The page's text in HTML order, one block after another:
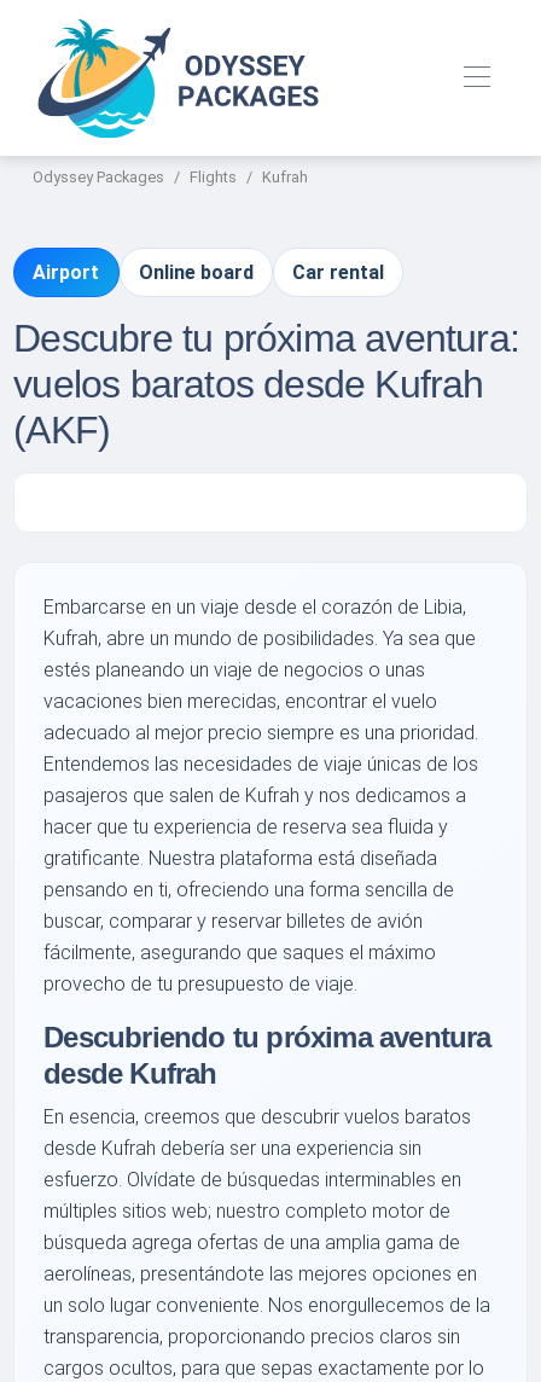
Odyssey Packages Flights Kufrah
Airport Online board Car rental
Descubre tu próxima aventura:
vuelos baratos desde Kufrah
(AKF)
Embarcarse en un viaje desde el corazón de Libia,
Kufrah, abre un mundo de posibilidades. Ya sea que
estés planeando un viaje de negocios o unas
vacaciones bien merecidas, encontrar el vuelo
adecuado al mejor precio siempre es una prioridad.
Entendemos las necesidades de viaje únicas de los
pasajeros que salen de Kufrah y nos dedicamos a
hacer que tu experiencia de reserva sea fluida y
gratificante. Nuestra plataforma está diseñada
pensando en ti, ofreciendo una forma sencilla de
buscar, comparar y reservar billetes de avión
fácilmente, asegurando que saques el máximo
provecho de tu presupuesto de viaje.
Descubriendo tu próxima aventura
desde Kufrah
En esencia, creemos que descubrir vuelos baratos
desde Kufrah debería ser una experiencia sin
esfuerzo. Olvídate de búsquedas interminables en
múltiples sitios web; nuestro completo motor de
búsqueda agrega ofertas de una amplia gama de
aerolíneas, presentándote las mejores opciones en
un solo lugar conveniente. Nos enorgullecemos de la
transparencia, proporcionando precios claros sin
cargos ocultos, para que sepas exactamente por lo